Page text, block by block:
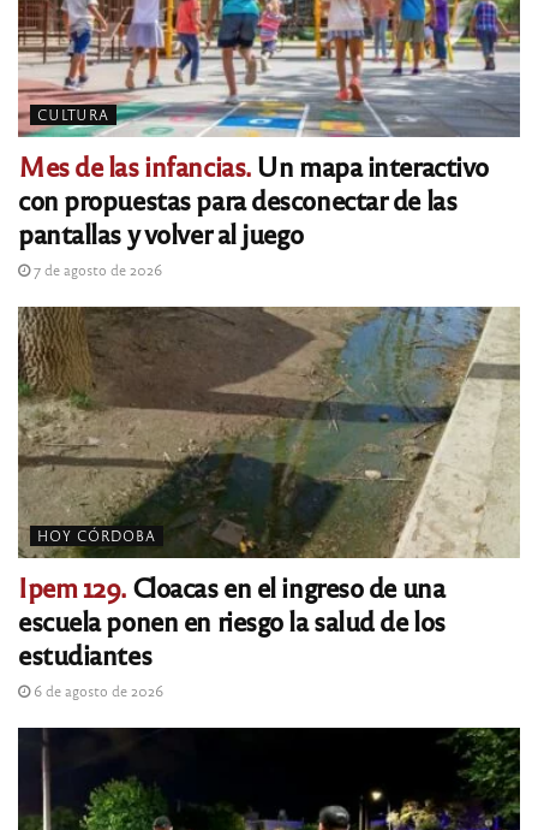
CULTURA
Mes de las infancias.Un mapa interactivo
con propuestas para desconectar de las
pantallas y volver al juego
7 de agosto de 2026
HOY CÓRDOBA
Ipem 129. Cloacas en el ingreso de una
escuela ponen en riesgo la salud de los
estudiantes
6 de agosto de 2026